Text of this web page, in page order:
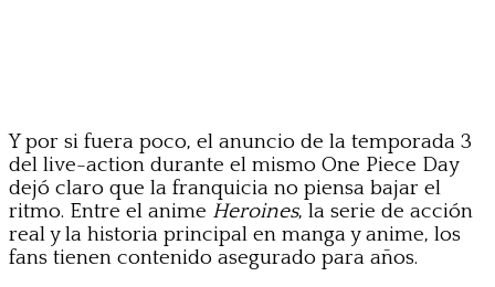
Y por si fuera poco, el anuncio de la temporada 3
del live-action durante el mismo One Piece Day
dejó claro que la franquicia no piensa bajar el
ritmo. Entre el anime Heroines, la serie de acción
real y la historia principal en manga y anime, los
fans tienen contenido asegurado para años.